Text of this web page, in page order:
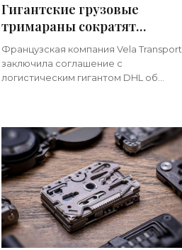
Гигантские грузовые
тримараны сократят
вредные выбросы на 99%
при морских перевозках -
«Техника»
Французская компания Vela Transport
заключила соглашение с
логистическим гигантом DHL об
нем будут